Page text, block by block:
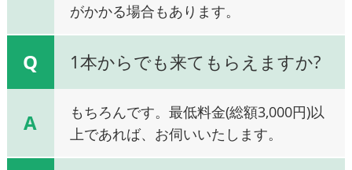
がかかる場合もあります。
Q 1本からでも来てもらえますか?
A
もちろんです。最低料金(総額3,000円)以
上であれば、お伺いいたします。